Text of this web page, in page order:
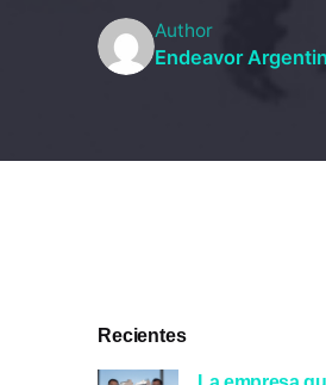
Author
Endeavor
Recientes